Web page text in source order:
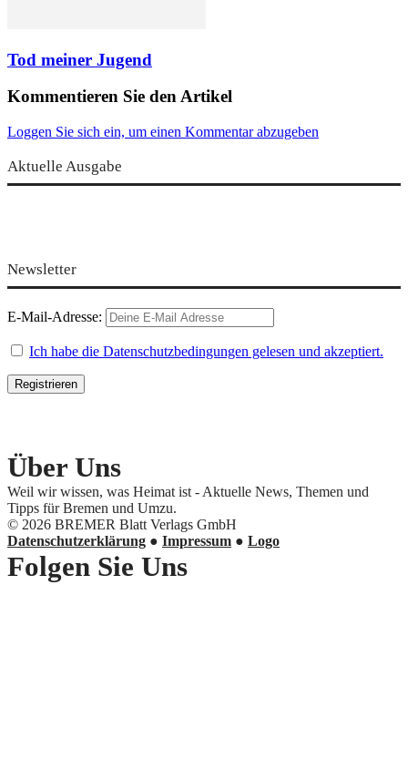
Tod meiner Jugend
Kommentieren Sie den Artikel
Loggen Sie sich ein, um einen Kommentar abzugeben
Aktuelle Ausgabe
Newsletter
E-Mail-Adresse:
Ich habe die Datenschutzbedingungen gelesen und akzeptiert.
Über Uns
Weil wir wissen, was Heimat ist - Aktuelle News, Themen und
Tipps für Bremen und Umzu.
© 2026 BREMER Blatt Verlags GmbH
Datenschutzerklärung ● Impressum ● Logo
Folgen Sie Uns